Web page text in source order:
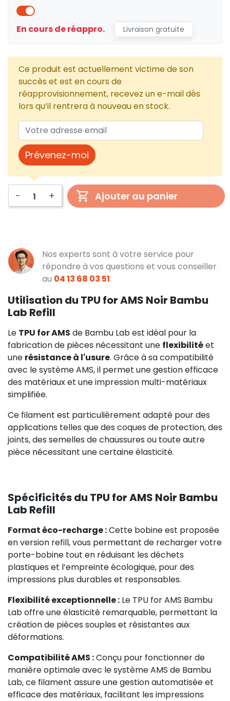
En cours de réappro. Livraison gratuite
Ce produit est actuellement victime de son
succès et est en cours de
réapprovisionnement, recevez un e-mail dès
lors qu’il rentrera à nouveau en stock.
Prévenez-moi
- + Ajouter au panier
Nos experts sont à votre service pour
répondre à vos questions et vous conseiller
au 04 13 68 03 51.
Utilisation du TPU for AMS Noir Bambu
Lab Refill
Le TPU for AMS de Bambu Lab est idéal pour la
fabrication de pièces nécessitant une flexibilitéet
une résistance à l'usure. Grâce à sa compatibilité
avec le système AMS, il permet une gestion efficace
des matériaux et une impression multi-matériaux
simplifiée.
Ce filament est particulièrement adapté pour des
applications telles que des coques de protection, des
joints, des semelles de chaussures ou toute autre
pièce nécessitant une certaine élasticité.
Spécificités du TPU for AMS Noir Bambu
Lab Refill
Format éco-recharge :Cette bobine est proposée
en version refill, vous permettant de recharger votre
porte-bobine tout en réduisant les déchets
plastiques et l’empreinte écologique, pour des
impressions plus durables et responsables.
Flexibilité exceptionnelle : Le TPU for AMS Bambu
Lab offre une élasticité remarquable, permettant la
création de pièces souples et résistantes aux
déformations.
Compatibilité AMS :Conçu pour fonctionner de
manière optimale avec le système AMS de Bambu
Lab, ce filament assure une gestion automatisée et
efficace des matériaux, facilitant les impressions